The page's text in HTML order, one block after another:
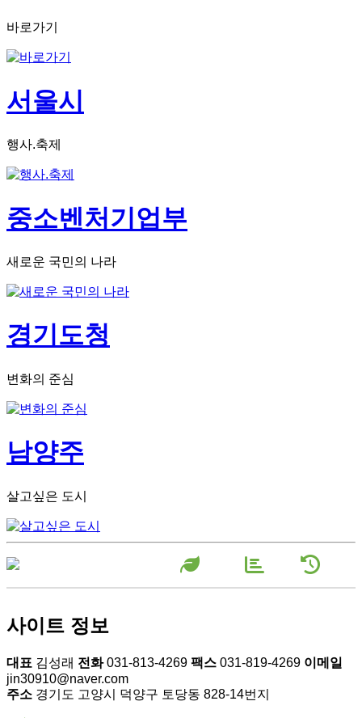
바로가기
서울시
행사.축제
중소벤처기업부
새로운 국민의 나라
경기도청
변화의 준심
남양주
살고싶은 도시
혁
사이트 정보
대표 김성래 전화031-813-4269 팩스 031-819-4269 이메일
jin30910@naver.com
주소 경기도 고양시 덕양구 토당동 828-14번지